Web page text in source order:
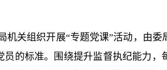
机关组织开展“专题党课”活动，由
的标准。围绕提升监督执纪能力，